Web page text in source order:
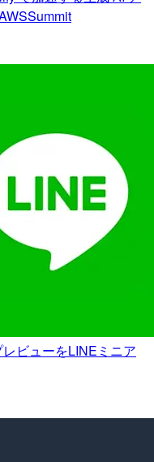
ビューをLINEミニア